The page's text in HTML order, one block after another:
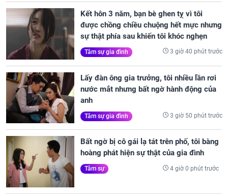
Kết hôn 3 năm, bạn bè ghen tỵ vì tôi
được chồng chiều chuộng hết mực nhưng
sự thật phía sau khiến tôi khóc nghẹn
Tâm sự gia đình 3 giờ 40 phút trước
Lấy đàn ông gia trưởng, tôi nhiều lần rơi
nước mắt nhưng bất ngờ hành động của
anh
Tâm sự gia đình 3 giờ 50 phút trước
Bất ngờ bị cô gái lạ tát trên phố, tôi bàng
hoàng phát hiện sự thật của gia đình
Tâm sự 4 giờ 0 phút trước